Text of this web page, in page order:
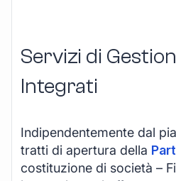
Servizi di
Integrati
Indipendentemente dal
tratti di apertura della
costituzione di società –